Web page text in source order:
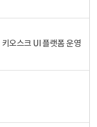
오스크 UI 플랫폼 운영